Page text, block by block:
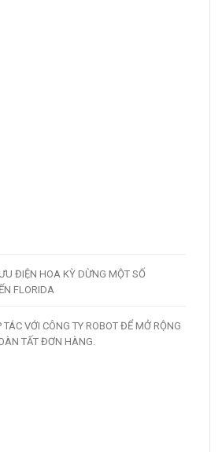
ĐIỆN HOA KỲ DỪNG MỘT SỐ
FLORIDA
TÁC VỚI CÔNG TY ROBOT ĐỂ MỞ RỘNG
TẤT ĐƠN HÀNG.